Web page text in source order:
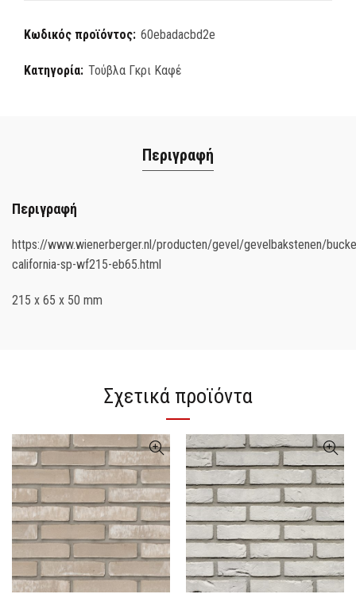
Κωδικός προϊόντος: 60ebadacbd2e
Κατηγορία: Τούβλα Γκρι Καφέ
Περιγραφή
Περιγραφή
https://www.wienerberger.nl/producten/gevel/gevelbakstenen/
california-sp-wf215-eb65.html
215 x 65 x 50 mm
Σχετικά προϊόντα